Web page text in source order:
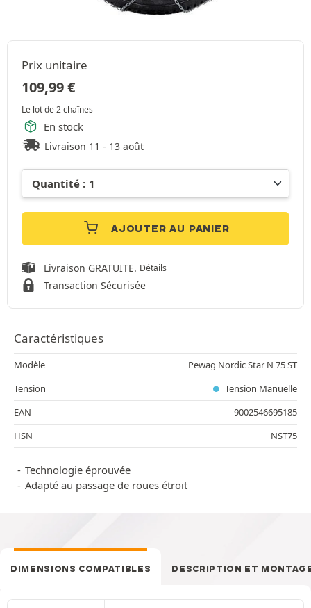
Prix unitaire
109,99€
Le lot de 2 chaînes
En stock
Livraison 11 - 13 août
AJOUTER AU PANIER
Livraison GRATUITE. Détails
Transaction Sécurisée
Caractéristiques
Modèle
Pewag Nordic Star N 75 ST
Tension
Tension Manuelle
EAN
9002546695185
HSN
NST75
Technologie éprouvée
Adapté au passage de roues étroit
DIMENSIONS COMPATIBLES DESCRIPTION ET